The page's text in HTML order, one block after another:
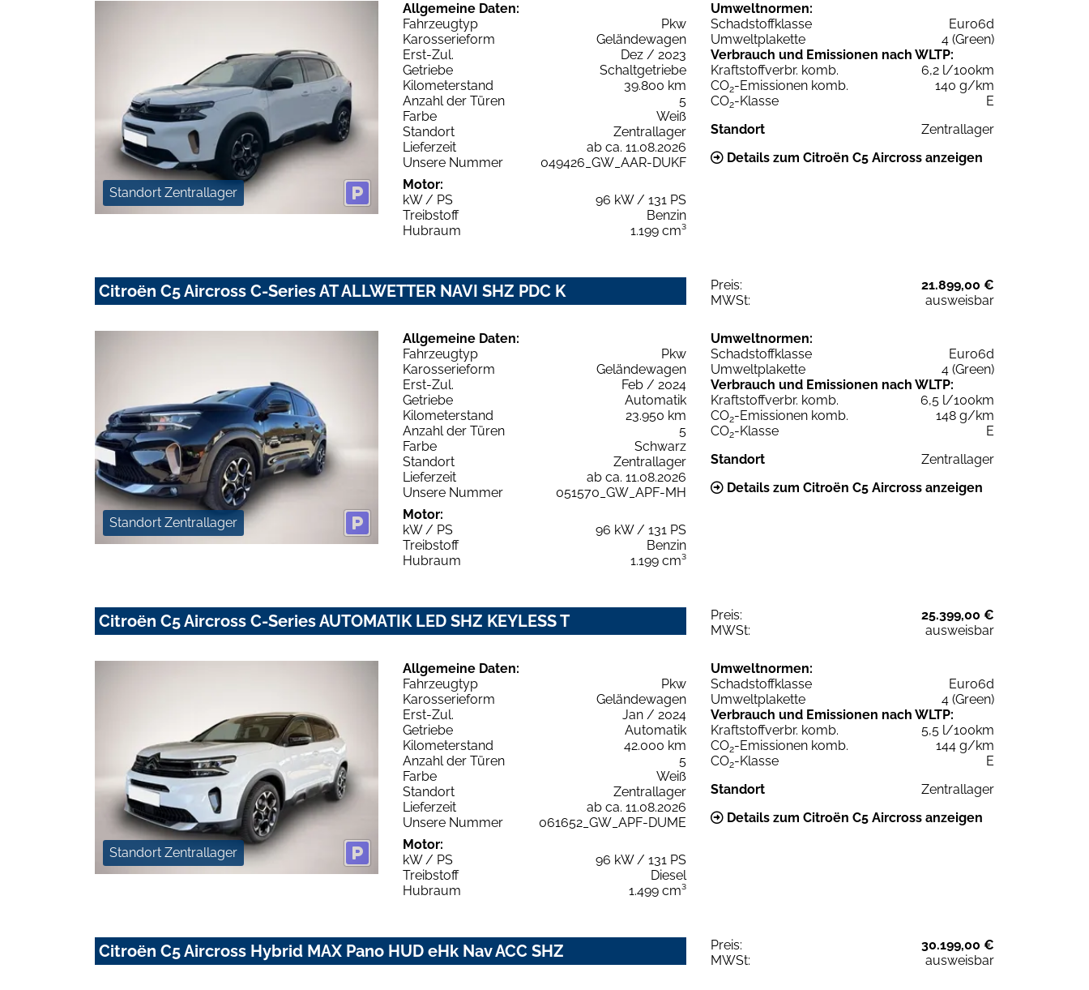
Standort Zentrallager
Allgemeine Daten:
Fahrzeugtyp
Pkw
Karosserieform
Geländewagen
Erst-Zul.
Dez / 2023
Getriebe
Schaltgetriebe
Kilometerstand
39.800 km
Anzahl der Türen
5
Farbe
Weiß
Standort
Zentrallager
Lieferzeit
ab ca. 11.08.2026
Unsere Nummer
049426_GW_AAR-DUKF
Motor:
kW / PS
96 kW / 131 PS
Treibstoff
Benzin
Hubraum
1.199 cm³
Umweltnormen:
Schadstoffklasse
Euro6d
Umweltplakette
4 (Green)
Verbrauch und Emissionen nach WLTP:
Kraftstoffverbr. komb.
6,2 l/100km
CO2-Emissionen komb.
140 g/km
CO2-Klasse
E
Standort
Zentrallager
Details zum Citroën C5 Aircross anzeigen
Citroën C5 Aircross C-Series AT ALLWETTER NAVI SHZ PDC K Preis:
21.899,00 €
MWSt:
ausweisbar
Standort Zentrallager
Allgemeine Daten:
Fahrzeugtyp
Pkw
Karosserieform
Geländewagen
Erst-Zul.
Feb / 2024
Getriebe
Automatik
Kilometerstand
23.950 km
Anzahl der Türen
5
Farbe
Schwarz
Standort
Zentrallager
Lieferzeit
ab ca. 11.08.2026
Unsere Nummer
051570_GW_APF-MH
Motor:
kW / PS
96 kW / 131 PS
Treibstoff
Benzin
Hubraum
1.199 cm³
Umweltnormen:
Schadstoffklasse
Euro6d
Umweltplakette
4 (Green)
Verbrauch und Emissionen nach WLTP:
Kraftstoffverbr. komb.
6,5 l/100km
CO2-Emissionen komb.
148 g/km
CO2-Klasse
E
Standort
Zentrallager
Details zum Citroën C5 Aircross anzeigen
Citroën C5 Aircross C-Series AUTOMATIK LED SHZ KEYLESS T Preis:
25.399,00 €
MWSt:
ausweisbar
Standort Zentrallager
Allgemeine Daten:
Fahrzeugtyp
Pkw
Karosserieform
Geländewagen
Erst-Zul.
Jan / 2024
Getriebe
Automatik
Kilometerstand
42.000 km
Anzahl der Türen
5
Farbe
Weiß
Standort
Zentrallager
Lieferzeit
ab ca. 11.08.2026
Unsere Nummer
061652_GW_APF-DUME
Motor:
kW / PS
96 kW / 131 PS
Treibstoff
Diesel
Hubraum
1.499 cm³
Umweltnormen:
Schadstoffklasse
Euro6d
Umweltplakette
4 (Green)
Verbrauch und Emissionen nach WLTP:
Kraftstoffverbr. komb.
5,5 l/100km
CO2-Emissionen komb.
144 g/km
CO2-Klasse
E
Standort
Zentrallager
Details zum Citroën C5 Aircross anzeigen
Citroën C5 Aircross Hybrid MAX Pano HUD eHk Nav ACC SHZ Preis:
30.199,00 €
MWSt:
ausweisbar